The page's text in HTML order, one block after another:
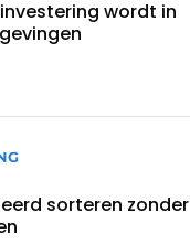
wordt in
sorteren zonder